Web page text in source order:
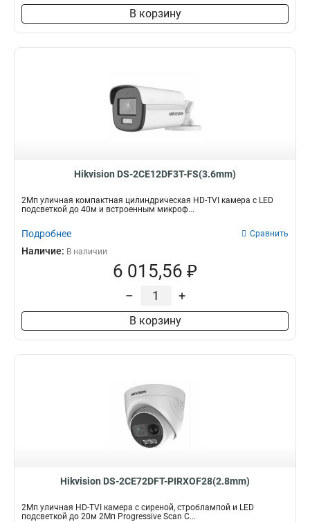
В корзину
Hikvision DS-2CE12DF3T-FS(3.6mm)
2Мп уличная компактная цилиндрическая HD-TVI камера с LED
подсветкой до 40м и встроенным микроф...
Подробнее Сравнить
Наличие: В наличии
6 015,56 ₽
– +
В корзину
Hikvision DS-2CE72DFT-PIRXOF28(2.8mm)
2Мп уличная HD-TVI камера с сиреной, строблампой и LED
подсветкой до 20м 2Мп Progressive Scan C...